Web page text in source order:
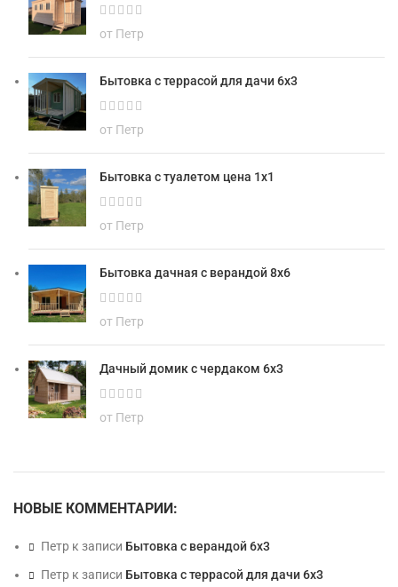
от Петр
Бытовка с террасой для дачи 6х3
от Петр
Бытовка с туалетом цена 1х1
от Петр
Бытовка дачная с верандой 8х6
от Петр
Дачный домик с чердаком 6х3
от Петр
НОВЫЕ КОММЕНТАРИИ:
Петр к записи Бытовка с верандой 6х3
Петр к записи Бытовка с террасой для дачи 6х3